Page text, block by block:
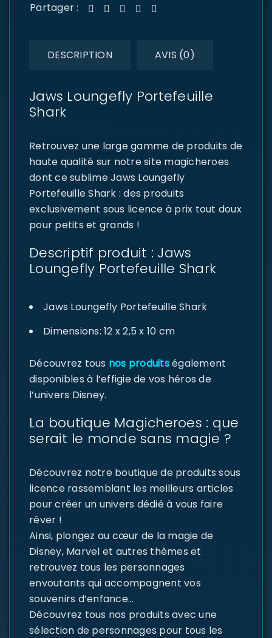
Partager :
DESCRIPTION AVIS (0)
Jaws Loungefly Portefeuille
Shark
Retrouvez une large gamme de produits de
haute qualité sur notre site magicheroes
dont ce sublime Jaws Loungefly
Portefeuille Shark : des produits
exclusivement sous licence à prix tout doux
pour petits et grands !
Descriptif produit : Jaws
Loungefly Portefeuille Shark
Jaws Loungefly Portefeuille Shark
Dimensions: 12 x 2,5 x 10 cm
Découvrez tous nos produitségalement
disponibles à l’effigie de vos héros de
l’univers Disney.
La boutique Magicheroes : que
serait le monde sans magie ?
Découvrez notre boutique de produits sous
licence rassemblant les meilleurs articles
pour créer un univers dédié à vous faire
rêver !
Ainsi, plongez au cœur de la magie de
Disney, Marvel et autres thèmes et
retrouvez tous les personnages
envoutants qui accompagnent vos
souvenirs d’enfance…
Découvrez tous nos produits avec une
sélection de personnages pour tous les